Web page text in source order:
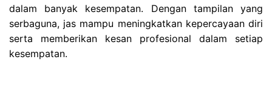
dalam banyak kesempatan. Dengan tampilan yang
serbaguna, jas mampu meningkatkan kepercayaan diri
serta memberikan kesan profesional dalam setiap
kesempatan.